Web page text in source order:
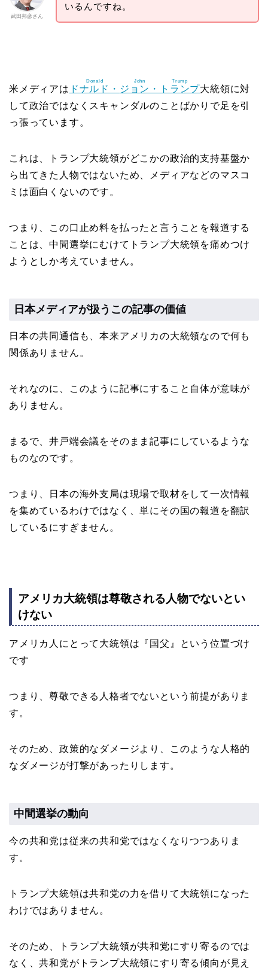
武田邦彦さん
いるんですね。
米メディアは ドナルド・
Donald
ジョン・
John
トランプ
Trump
大統領に対
して政治ではなくスキャンダルのことばかりで足を引
っ張っています。
これは、トランプ大統領がどこかの政治的支持基盤か
ら出てきた人物ではないため、メディアなどのマスコ
ミは面白くないのです。
つまり、この口止め料を払ったと言うことを報道する
ことは、中間選挙にむけてトランプ大統領を痛めつけ
ようとしか考えていません。
日本メディアが扱うこの記事の価値
日本の共同通信も、本来アメリカの大統領なので何も
関係ありません。
それなのに、このように記事にすること自体が意味が
ありません。
まるで、井戸端会議をそのまま記事にしているような
ものなのです。
つまり、日本の海外支局は現場で取材をして一次情報
を集めているわけではなく、単にその国の報道を翻訳
しているにすぎません。
アメリカ大統領は尊敬される人物でないとい
けない
アメリカ人にとって大統領は『国父』という位置づけ
です
つまり、尊敬できる人格者でないという前提がありま
す。
そのため、政策的なダメージより、このような人格的
なダメージが打撃があったりします。
中間選挙の動向
今の共和党は従来の共和党ではなくなりつつありま
す。
トランプ大統領は共和党の力を借りて大統領になった
わけではありません。
そのため、トランプ大統領が共和党にすり寄るのでは
なく、共和党がトランプ大統領にすり寄る傾向が見え